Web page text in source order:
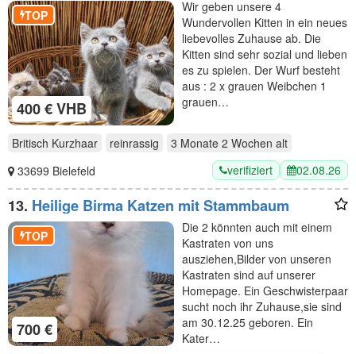
400 € VHB
TOP
Wir geben unsere 4
Wundervollen Kitten in ein neues
liebevolles Zuhause ab. Die
Kitten sind sehr sozial und lieben
es zu spielen. Der Wurf besteht
aus : 2 x grauen Weibchen 1
grauen…
Britisch Kurzhaar reinrassig 3 Monate 2 Wochen alt
33699 Bielefeld
verifiziert 02.08.26
13. Heilige Birma Katzen mit Stammbaum
700 €
TOP
Die 2 könnten auch mit einem
Kastraten von uns
ausziehen,Bilder von unseren
Kastraten sind auf unserer
Homepage. Ein Geschwisterpaar
sucht noch ihr Zuhause,sie sind
am 30.12.25 geboren. Ein
Kater…